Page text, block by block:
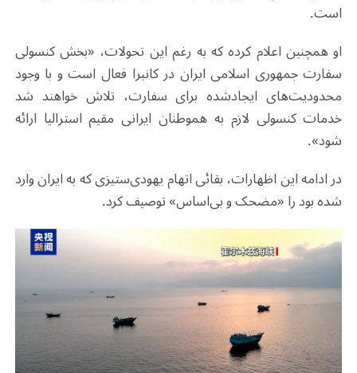
است.
او همچنین اعلام کرده که به رغم این تحولات، «بخش کنسولی
سفارت جمهوری اسلامی ایران در کانبرا فعال است و با وجود
محدودیت‌های ایجادشده برای سفارت، تلاش خواهند شد
خدمات کنسولی لازم به هموطنان ایرانی مقیم استرالیا ارائه
شود».
در ادامه این اظهارات، بقائی اتهام یهودی‌ستیزی که به ایران وارد
شده بود را «مضحک و بی‌اساس» توصیف کرد.